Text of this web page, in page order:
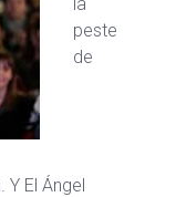
peste
de
El Ángel